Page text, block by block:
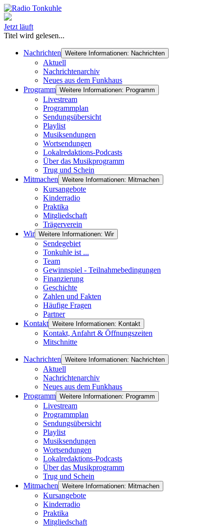
Jetzt läuft
Titel wird gelesen...
Nachrichten Weitere Informationen: Nachrichten
Aktuell
Nachrichtenarchiv
Neues aus dem Funkhaus
Programm Weitere Informationen: Programm
Livestream
Programmplan
Sendungsübersicht
Playlist
Musiksendungen
Wortsendungen
Lokalredaktions-Podcasts
Über das Musikprogramm
Trug und Schein
Mitmachen Weitere Informationen: Mitmachen
Kursangebote
Kinderradio
Praktika
Mitgliedschaft
Trägerverein
Wir Weitere Informationen: Wir
Sendegebiet
Tonkuhle ist ...
Team
Gewinnspiel - Teilnahmebedingungen
Finanzierung
Geschichte
Zahlen und Fakten
Häufige Fragen
Partner
Kontakt Weitere Informationen: Kontakt
Kontakt, Anfahrt & Öffnungszeiten
Mitschnitte
Nachrichten Weitere Informationen: Nachrichten
Aktuell
Nachrichtenarchiv
Neues aus dem Funkhaus
Programm Weitere Informationen: Programm
Livestream
Programmplan
Sendungsübersicht
Playlist
Musiksendungen
Wortsendungen
Lokalredaktions-Podcasts
Über das Musikprogramm
Trug und Schein
Mitmachen Weitere Informationen: Mitmachen
Kursangebote
Kinderradio
Praktika
Mitgliedschaft